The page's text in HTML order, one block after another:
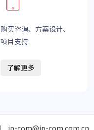
购买咨询、方案设计、
项目支持
了解更多
ip-com@ip-com.com.cn